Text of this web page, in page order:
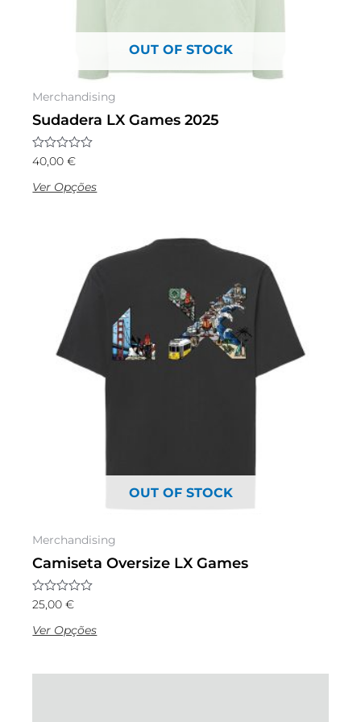
OUT OF STOCK
Merchandising
Sudadera LX Games 2025
Avaliação
de
5
40,00€
Ver Opções
the
product
page
OUT OF STOCK
Merchandising
Camiseta Oversize LX Games
Avaliação
de
5
25,00€
Ver Opções
product
multiple
variants.
The
options
be
on
the
product